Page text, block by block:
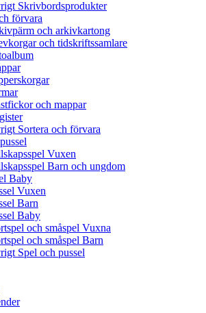
Skrivbordsprodukter
förvara
och arkivkartong
och tidskriftssamlare
och mappar
Sortera och förvara
Vuxen
Barn och ungdom
Baby
Vuxen
Barn
Baby
och småspel Vuxna
och småspel Barn
Spel och pussel